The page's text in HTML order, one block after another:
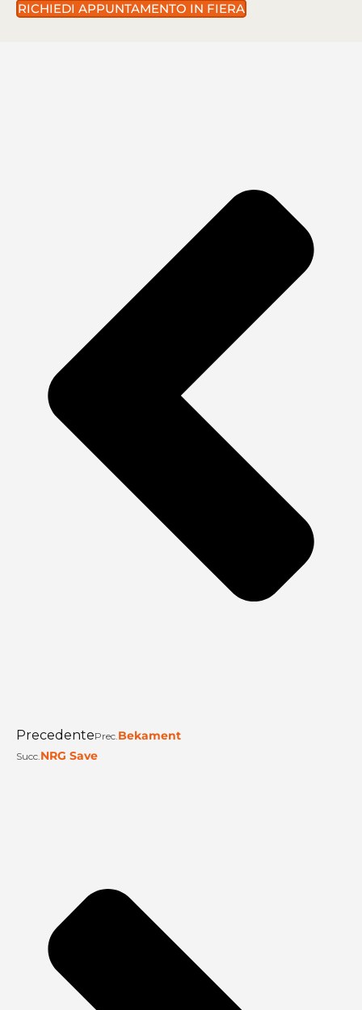
RICHIEDI APPUNTAMENTO IN FIERA
PrecedentePrec.Bekament
Succ.NRG Save